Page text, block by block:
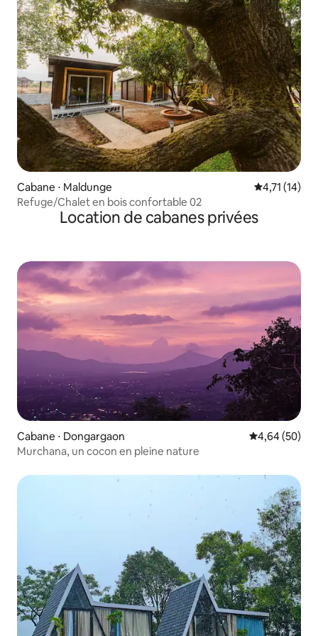
Cabane ⋅ Maldunge Évaluation
4,71 (14)
Refuge/Chalet en bois confortable 02
Location de cabanes privées
Cabane ⋅ Dongargaon Évaluation
4,64 (50)
Murchana, un cocon en pleine nature